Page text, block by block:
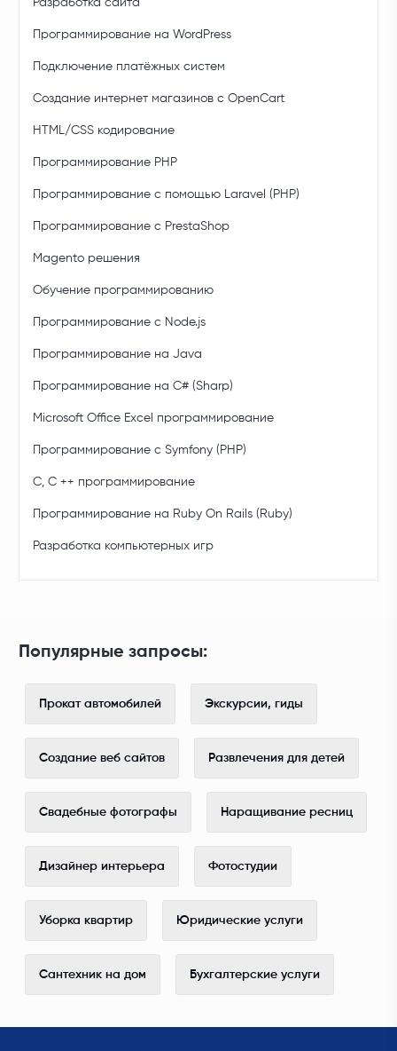
Разработка сайта
Программирование на WordPress
Подключение платёжных систем
Создание интернет магазинов с OpenCart
HTML/CSS кодирование
Программирование PHP
Программирование с помощью Laravel (PHP)
Программирование с PrestaShop
Magento решения
Обучение программированию
Программирование с Node.js
Программирование на Java
Программирование на C# (Sharp)
Microsoft Office Excel программирование
Программирование с Symfony (PHP)
C, C ++ программирование
Программирование на Ruby On Rails (Ruby)
Разработка компьютерных игр
Популярные запросы:
Прокат автомобилей Экскурсии, гиды
Создание веб сайтов Развлечения для детей
Свадебные фотографы Наращивание ресниц
Дизайнер интерьера Фотостудии
Уборка квартир Юридические услуги
Сантехник на дом Бухгалтерские услуги